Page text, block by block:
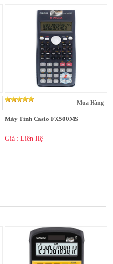
Mua Hàng
Máy Tính Casio FX500MS
Giá : Liên Hệ